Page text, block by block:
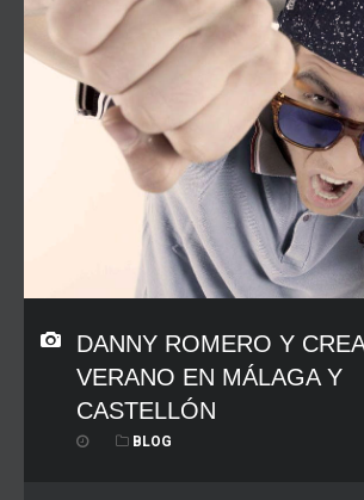
DANNY ROMERO Y
VERANO EN MÁLAGA Y
CASTELLÓN
BLOG